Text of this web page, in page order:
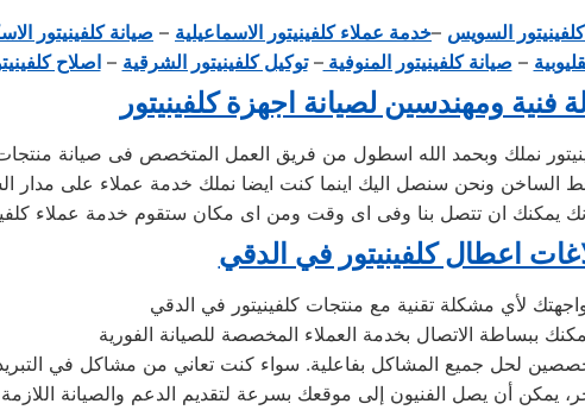
السويس –خدمة عملاء كلفينيتور الاسماعيلية – صيانة كلفينيتور
– صيانة كلفينيتور المنوفية–توكيل كلفينيتور الشرقية –اصلاح
فنية ومهندسين لصيانة اجهزة كلفينيتور
نملك وبحمد الله اسطول من فريق العمل المتخصص فى صيانة منتجات
الخط الساخن ونحن سنصل اليك اينما كنت ايضا نملك خدمة عملاء على
يمكنك ان تتصل بنا وفى اى وقت ومن اى مكان ستقوم خدمة عملاء
اعطال كلفينيتور في الدقي